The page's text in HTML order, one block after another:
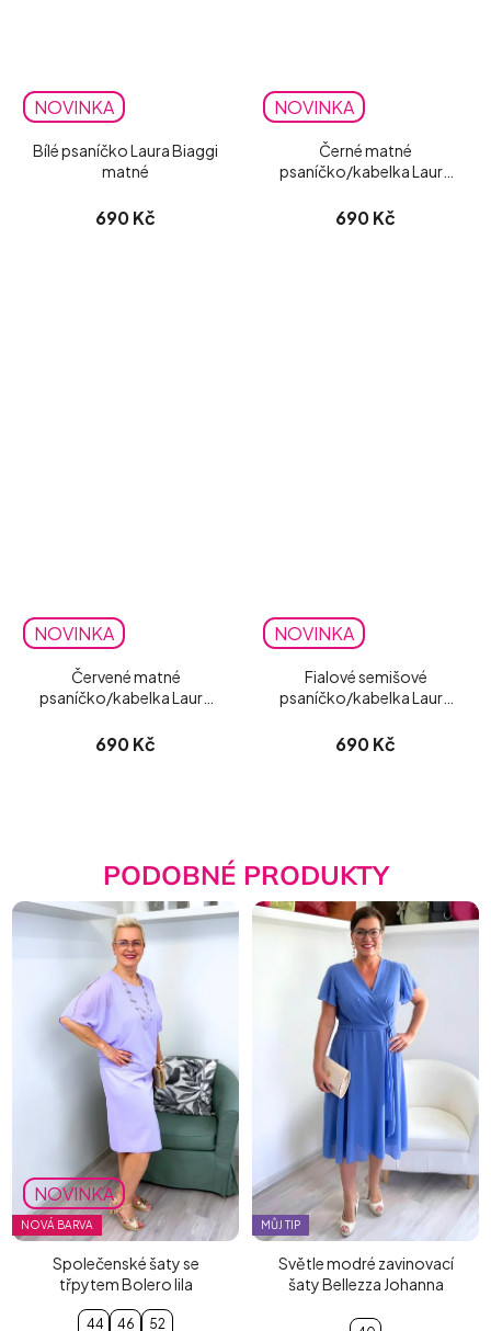
NOVINKA
Bílé psaníčko Laura Biaggi
matné
690 Kč
NOVINKA
Černé matné
psaníčko/kabelka Laura
690 Kč
NOVINKA
Červené matné
psaníčko/kabelka Laura
690 Kč
NOVINKA
Fialové semišové
psaníčko/kabelka Laura
690 Kč
PODOBNÉ PRODUKTY
NOVINKA
NOVÁ BARVA
Společenské šaty se
třpytem Bolero lila
44 46 52
MŮJ TIP
Světle modré zavinovací
šaty Bellezza Johanna